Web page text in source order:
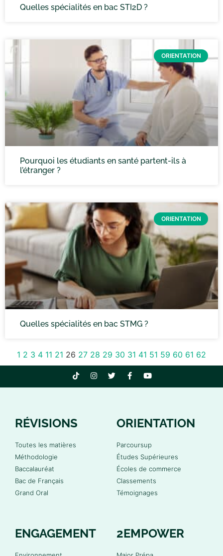
Quelles spécialités en bac STI2D ?
ORIENTATION
Pourquoi les étudiants en santé partent-ils à
l’étranger ?
ORIENTATION
Quelles spécialités en bac STMG ?
1 2 3 4 11 21 26 27 28 29 30 31 41 51 59 60 61 62
RÉVISIONS
Toutes les matières
Méthodologie
Baccalauréat
Bac de Français
Grand Oral
ORIENTATION
Parcoursup
Études Supérieures
Écoles de commerce
Classements
Témoignages
ENGAGEMENT 2EMPOWER